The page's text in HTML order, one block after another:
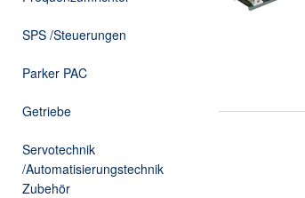
SPS /Steuerungen
Parker PAC
Getriebe
Servotechnik
/Automatisierungstechnik
Zubehör